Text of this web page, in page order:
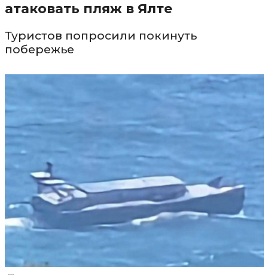
атаковать пляж в Ялте
Туристов попросили покинуть
побережье